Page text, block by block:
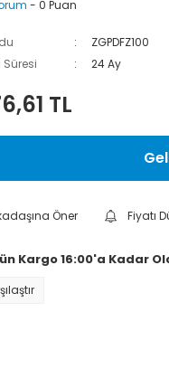
- 0 Puan
ZGPDFZ100
24 Ay
TL
Öner Fiyatı
Kargo 16:00'a Kadar